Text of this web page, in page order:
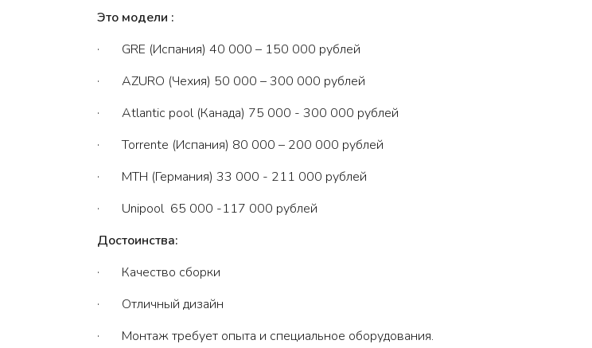
Это модели :
· GRE (Испания) 40 000 – 150 000 рублей
· AZURO (Чехия) 50 000 – 300 000 рублей
· Atlantic pool (Канада) 75 000 - 300 000 рублей
· Torrente (Испания) 80 000 – 200 000 рублей
· MTH (Германия) 33 000 - 211 000 рублей
· Unipool 65 000 -117 000 рублей
Достоинства:
· Качество сборки
· Отличный дизайн
· Монтаж требует опыта и специальное оборудования.